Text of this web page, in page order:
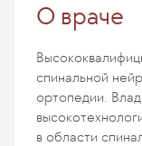
О враче
спинальной
ортопедии.
в области